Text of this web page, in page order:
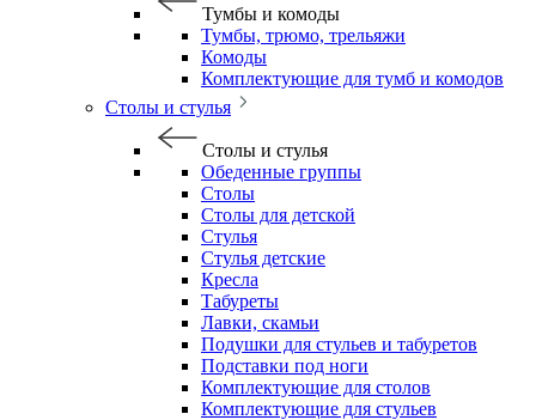
Тумбы и комоды
Тумбы, трюмо, трельяжи
Комоды
Комплектующие для тумб и комодов
Столы и стулья
Столы и стулья
Обеденные группы
Столы
Столы для детской
Стулья
Стулья детские
Кресла
Табуреты
Лавки, скамьи
Подушки для стульев и табуретов
Подставки под ноги
Комплектующие для столов
Комплектующие для стульев